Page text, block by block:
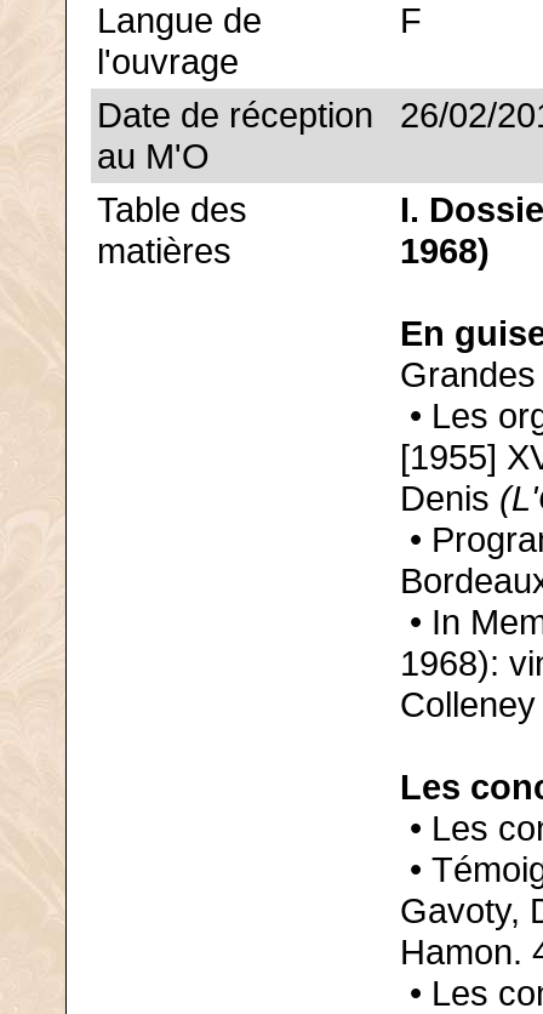
Langue de
l'ouvrage
F
Date de réception
au M'O
26/02/
Table des
matières
I.
1968)
En
• Les
[1955]
Denis
•
• In
1968):
Les
• Les
•
Gavoty,
Hamon.
• Les